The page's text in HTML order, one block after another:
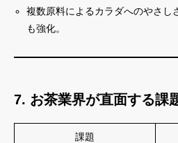
複数原料によるカラダへのやさし
も強化。
7. お茶業界が直面する課
課題